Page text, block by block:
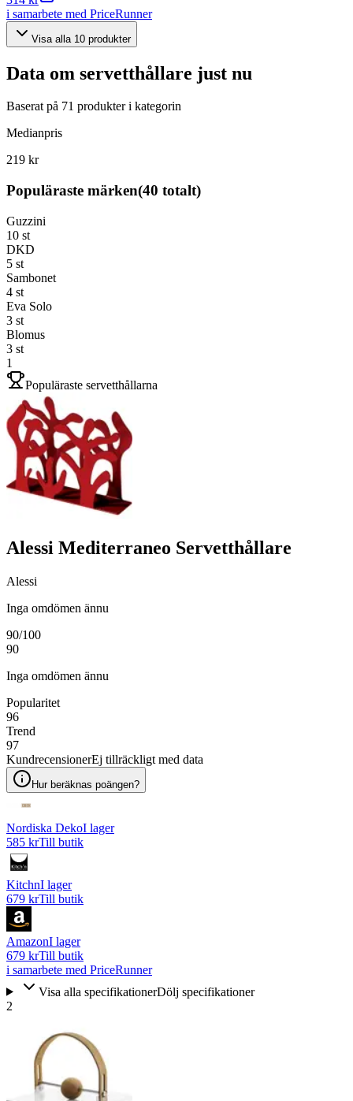
i samarbete med PriceRunner
Visa alla 10 produkter
Data om servetthållare just nu
Baserat på 71 produkter i kategorin
Medianpris
219 kr
Populäraste märken(40 totalt)
Guzzini
10 st
DKD
5 st
Sambonet
4 st
Eva Solo
3 st
Blomus
3 st
1
Populäraste servetthållarna
Alessi Mediterraneo Servetthållare
Alessi
Inga omdömen ännu
90/100
90
Inga omdömen ännu
Popularitet
96
Trend
97
KundrecensionerEj tillräckligt med data
Hur beräknas poängen?
Nordiska DekoI lager
585 krTill butik
KitchnI lager
679 krTill butik
AmazonI lager
679 krTill butik
i samarbete med PriceRunner
Visa alla specifikationerDölj specifikationer
2